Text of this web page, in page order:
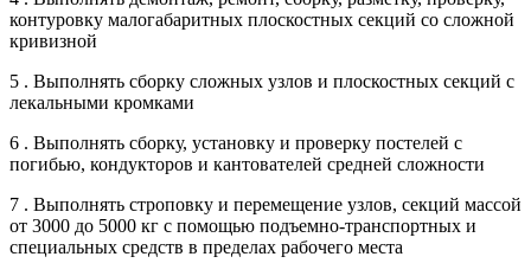
контуровку малогабаритных плоскостных секций со сложной
кривизной
5 . Выполнять сборку сложных узлов и плоскостных секций с
лекальными кромками
6 . Выполнять сборку, установку и проверку постелей с
погибью, кондукторов и кантователей средней сложности
7 . Выполнять строповку и перемещение узлов, секций массой
от 3000 до 5000 кг с помощью подъемно-транспортных и
специальных средств в пределах рабочего места